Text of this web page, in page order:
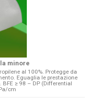
minore
al 100%. Protegge da
Eguaglia le prestazione
≥ 98 – DP (Differential
cm